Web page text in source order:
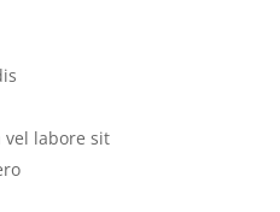
vel labore sit